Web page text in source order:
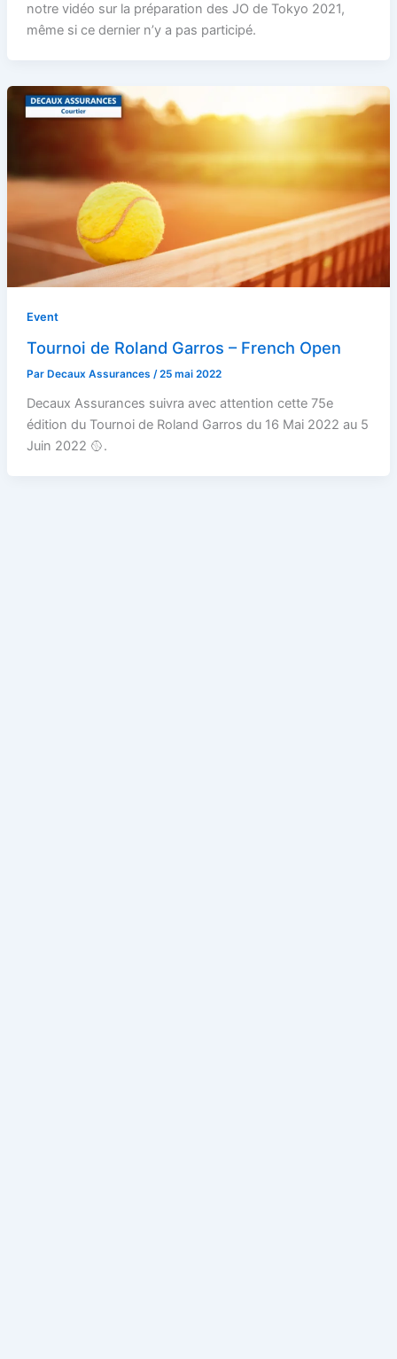
notre vidéo sur la préparation des JO de Tokyo 2021,
même si ce dernier n’y a pas participé.
Event
Tournoi de Roland Garros – French Open
Par Decaux Assurances /25 mai 2022
Decaux Assurances suivra avec attention cette 75e
édition du Tournoi de Roland Garros du 16 Mai 2022 au 5
Juin 2022 🥎.